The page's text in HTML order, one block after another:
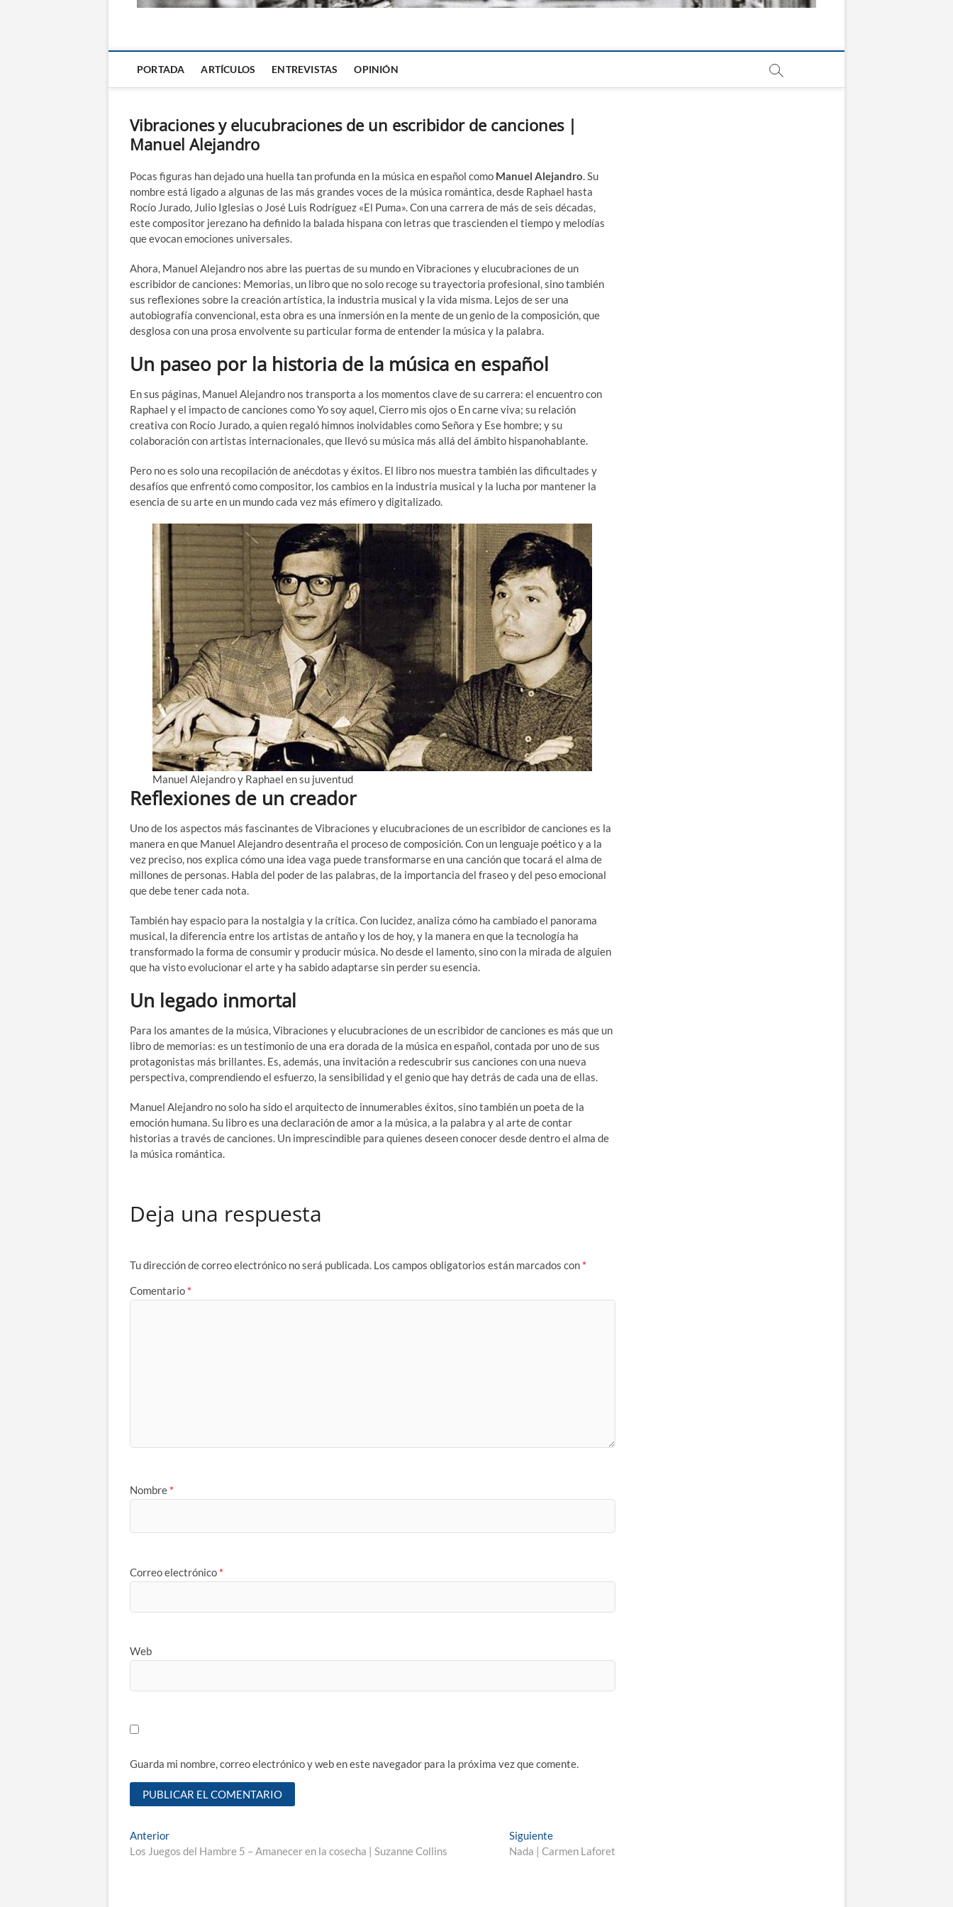
PORTADA ARTÍCULOS ENTREVISTAS OPINIÓN
Vibraciones y elucubraciones de un escribidor de canciones |
Manuel Alejandro
Pocas figuras han dejado una huella tan profunda en la música en español como Manuel Alejandro. Su
nombre está ligado a algunas de las más grandes voces de la música romántica, desde Raphael hasta
Rocío Jurado, Julio Iglesias o José Luis Rodríguez «El Puma». Con una carrera de más de seis décadas,
este compositor jerezano ha definido la balada hispana con letras que trascienden el tiempo y melodías
que evocan emociones universales.
Ahora, Manuel Alejandro nos abre las puertas de su mundo en Vibraciones y elucubraciones de un
escribidor de canciones: Memorias, un libro que no solo recoge su trayectoria profesional, sino también
sus reflexiones sobre la creación artística, la industria musical y la vida misma. Lejos de ser una
autobiografía convencional, esta obra es una inmersión en la mente de un genio de la composición, que
desglosa con una prosa envolvente su particular forma de entender la música y la palabra.
Un paseo por la historia de la música en español
En sus páginas, Manuel Alejandro nos transporta a los momentos clave de su carrera: el encuentro con
Raphael y el impacto de canciones como Yo soy aquel, Cierro mis ojos o En carne viva; su relación
creativa con Rocío Jurado, a quien regaló himnos inolvidables como Señora y Ese hombre; y su
colaboración con artistas internacionales, que llevó su música más allá del ámbito hispanohablante.
Pero no es solo una recopilación de anécdotas y éxitos. El libro nos muestra también las dificultades y
desafíos que enfrentó como compositor, los cambios en la industria musical y la lucha por mantener la
esencia de su arte en un mundo cada vez más efímero y digitalizado.
Manuel Alejandro y Raphael en su juventud
Reflexiones de un creador
Uno de los aspectos más fascinantes de Vibraciones y elucubraciones de un escribidor de canciones es la
manera en que Manuel Alejandro desentraña el proceso de composición. Con un lenguaje poético y a la
vez preciso, nos explica cómo una idea vaga puede transformarse en una canción que tocará el alma de
millones de personas. Habla del poder de las palabras, de la importancia del fraseo y del peso emocional
que debe tener cada nota.
También hay espacio para la nostalgia y la crítica. Con lucidez, analiza cómo ha cambiado el panorama
musical, la diferencia entre los artistas de antaño y los de hoy, y la manera en que la tecnología ha
transformado la forma de consumir y producir música. No desde el lamento, sino con la mirada de alguien
que ha visto evolucionar el arte y ha sabido adaptarse sin perder su esencia.
Un legado inmortal
Para los amantes de la música, Vibraciones y elucubraciones de un escribidor de canciones es más que un
libro de memorias: es un testimonio de una era dorada de la música en español, contada por uno de sus
protagonistas más brillantes. Es, además, una invitación a redescubrir sus canciones con una nueva
perspectiva, comprendiendo el esfuerzo, la sensibilidad y el genio que hay detrás de cada una de ellas.
Manuel Alejandro no solo ha sido el arquitecto de innumerables éxitos, sino también un poeta de la
emoción humana. Su libro es una declaración de amor a la música, a la palabra y al arte de contar
historias a través de canciones. Un imprescindible para quienes deseen conocer desde dentro el alma de
la música romántica.
Deja una respuesta
Tu dirección de correo electrónico no será publicada. Los campos obligatorios están marcados con *
Comentario *
Nombre *
Correo electrónico *
Web
Guarda mi nombre, correo electrónico y web en este navegador para la próxima vez que comente.
Navegación
de
AnteriorEntrada
anterior:
Los Juegos del Hambre 5 – Amanecer en la cosecha | Suzanne Collins
SiguienteEntrada
siguiente:
Nada | Carmen Laforet